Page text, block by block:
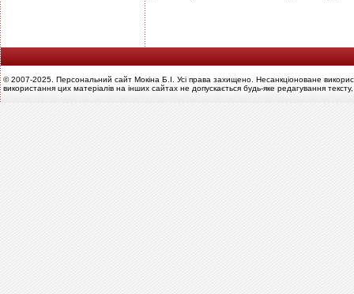
© 2007-2025. Персональний сайт Мокіна Б.І. Усі права захищено. Несанкціоноване
використання цих матеріалів на інших сайтах не допускається будь-яке редагування